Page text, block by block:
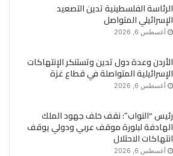
الرئاسة الفلسطينية تدين التصعيد
الإسرائيلي المتواصل
أغسطس 6, 2026
الأردن وعدة دول تدين وتستنكر الإنتهاكات
الإسرائيلية المتواصلة في قطاع غزة
أغسطس 6, 2026
رئيس “النواب”: نقف خلف جهود الملك
الهادفة لبلورة موقف عربي ودولي يوقف
انتهاكات الاحتلال
أغسطس 6, 2026